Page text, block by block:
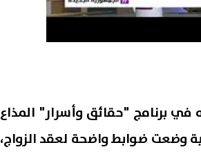
في برنامج "حقائق وأسرار" المذاع
وضعت ضوابط واضحة لعقد الزواج،